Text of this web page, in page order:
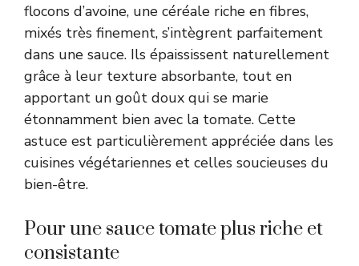
flocons d’avoine, une céréale riche en fibres,
mixés très finement, s’intègrent parfaitement
dans une sauce. Ils épaississent naturellement
grâce à leur texture absorbante, tout en
apportant un goût doux qui se marie
étonnamment bien avec la tomate. Cette
astuce est particulièrement appréciée dans les
cuisines végétariennes et celles soucieuses du
bien-être.
Pour une sauce tomate plus riche et
consistante